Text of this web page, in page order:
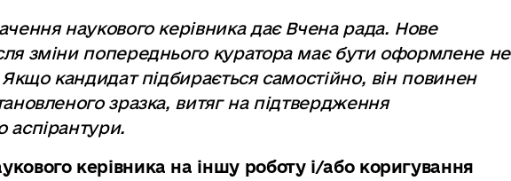
наукового керівника дає Вчена рада. Нове
зміни попереднього куратора має бути оформлене не
Якщо кандидат підбирається самостійно, він повинен
зразка, витяг на підтвердження
аспірантури.
керівника на іншу роботу і/або коригування